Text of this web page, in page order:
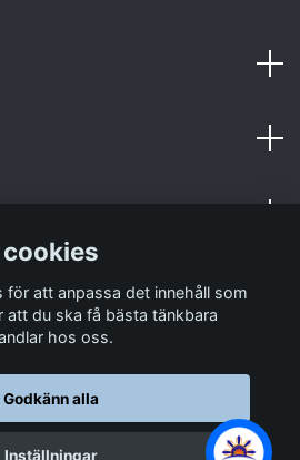
Sulit Trading
för att anpassa det innehåll som
du ska få bästa tänkbara
hos oss.
Godkänn alla
Inställningar